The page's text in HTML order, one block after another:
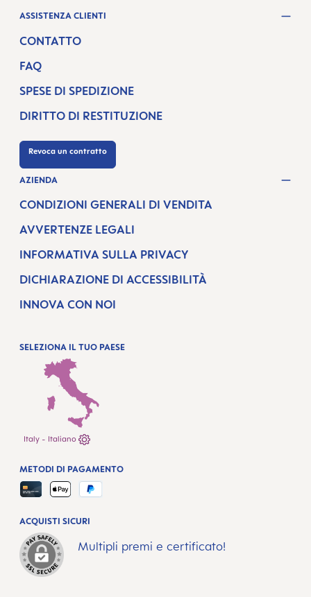
ASSISTENZA CLIENTI
CONTATTO
FAQ
SPESE DI SPEDIZIONE
DIRITTO DI RESTITUZIONE
Revoca un contratto
AZIENDA
CONDIZIONI GENERALI DI VENDITA
AVVERTENZE LEGALI
INFORMATIVA SULLA PRIVACY
DICHIARAZIONE DI ACCESSIBILITÀ
INNOVA CON NOI
SELEZIONA IL TUO PAESE
Italy - Italiano
ACQUISTI SICURI
Multipli premi e certificato!
METODI DI PAGAMENTO